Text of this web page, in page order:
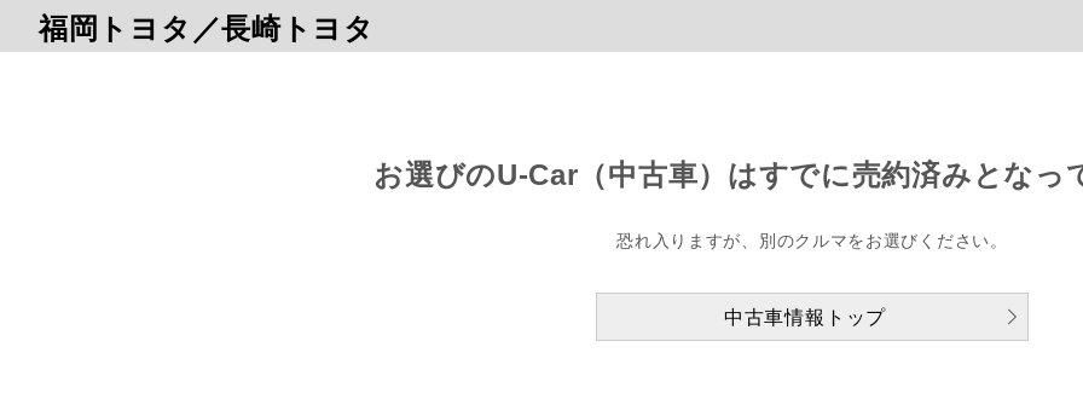
福岡トヨタ／長崎トヨタ
お選びのU-Car（中古車）はすでに売約済みとなっ
恐れ入りますが、別のクルマをお選びください。
中古車情報トップ